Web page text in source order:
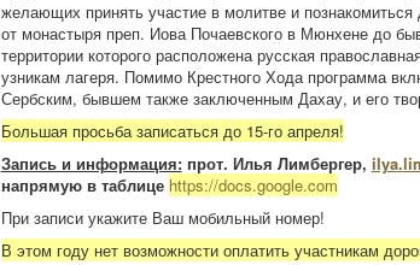
желающих принять участие в молитве и познакомиться
от монастыря преп. Иова Почаевского в Мюнхене до
территории которого расположена русская
узникам лагеря. Помимо Крестного Хода программа
Сербским, бывшем также заключенным Дахау, и его
Большая просьба записаться до 15-го апреля!
Запись и информация:прот. Илья Лимбергер, ilya.
напрямую в таблице https://docs.google.com
При записи укажите Ваш мобильный номер!
В этом году нет возможности оплатить участникам